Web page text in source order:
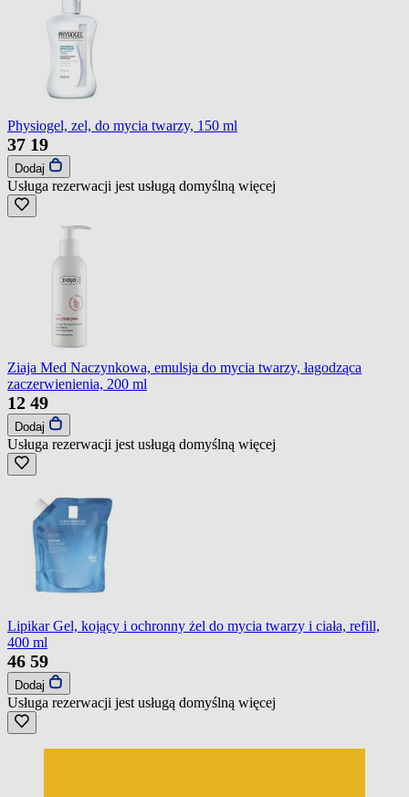
Physiogel, zel, do mycia twarzy, 150 ml
37 19
Dodaj
Usługa rezerwacji jest usługą domyślną więcej
Ziaja Med Naczynkowa, emulsja do mycia twarzy, łagodząca
zaczerwienienia, 200 ml
12 49
Dodaj
Usługa rezerwacji jest usługą domyślną więcej
Lipikar Gel, kojący i ochronny żel do mycia twarzy i ciała, refill,
400 ml
46 59
Dodaj
Usługa rezerwacji jest usługą domyślną więcej